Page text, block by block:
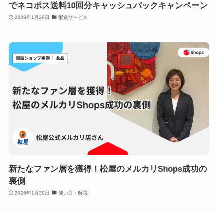
でネコポス送料10回分キャッシュバックキャンペーン
2026年1月29日 配送サービス
新たなファン層を獲得！松屋のメルカリShops成功の
裏側
2026年1月29日 使い方・解説